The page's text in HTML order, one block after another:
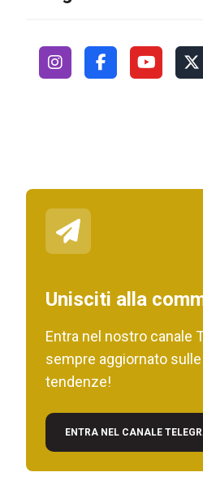
Unisciti alla
Entra nel nostro canale
sempre aggiornato
tendenze!
ENTRA NEL CANALE